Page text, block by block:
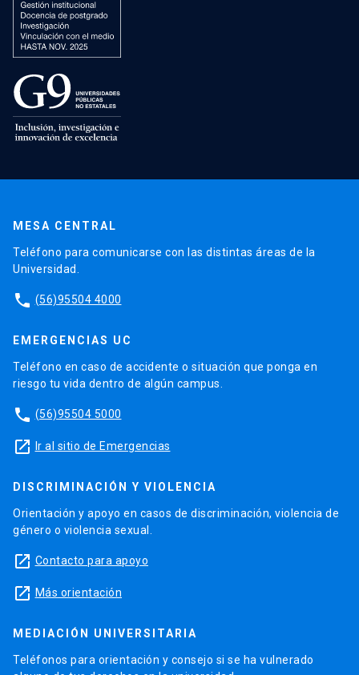
MESA CENTRAL
Teléfono para comunicarse con las distintas áreas de la
Universidad.
phone (56)95504 4000
EMERGENCIAS UC
Teléfono en caso de accidente o situación que ponga en
riesgo tu vida dentro de algún campus.
phone (56)95504 5000
launch Ir al sitio de Emergencias
DISCRIMINACIÓN Y VIOLENCIA
Orientación y apoyo en casos de discriminación, violencia de
género o violencia sexual.
launch Contacto para apoyo
launch Más orientación
MEDIACIÓN UNIVERSITARIA
Teléfonos para orientación y consejo si se ha vulnerado